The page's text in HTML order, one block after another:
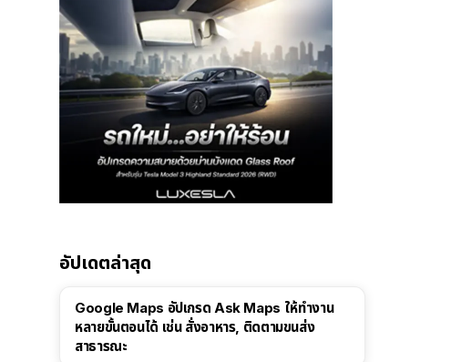
อัปเดตล่าสุด
Google Maps อัปเกรด Ask Maps ให้ทำงาน
หลายขั้นตอนได้ เช่น สั่งอาหาร, ติดตามขนส่ง
สาธารณะ